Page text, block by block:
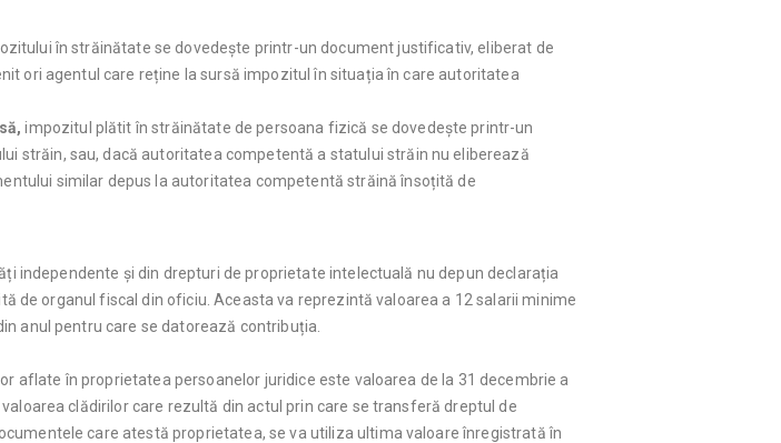
în străinătate se dovedește printr-un document justificativ, eliberat de
ori agentul care reține la sursă impozitul în situația în care autoritatea
impozitul plătit în străinătate de persoana fizică se dovedește printr-un
străin, sau, dacă autoritatea competentă a statului străin nu eliberează
similar depus la autoritatea competentă străină însoțită de
independente și din drepturi de proprietate intelectuală nu depun declarația
de organul fiscal din oficiu. Aceasta va reprezintă valoarea a 12 salarii minime
anul pentru care se datorează contribuția.
aflate în proprietatea persoanelor juridice este valoarea de la 31 decembrie a
clădirilor care rezultă din actul prin care se transferă dreptul de
care atestă proprietatea, se va utiliza ultima valoare înregistrată în